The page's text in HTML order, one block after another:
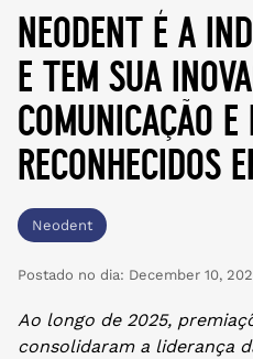
neodent é a
e tem sua
comunicação
reconhecidos
Neodent
Postado no dia: December 10,
Ao longo de 2025,
consolidaram a liderança